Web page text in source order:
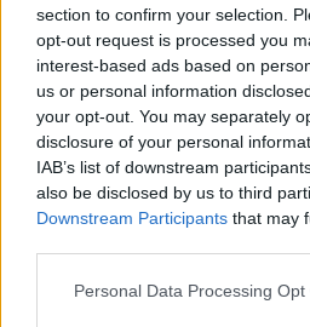
section to confirm your selection.
opt-out request is processed you
interest-based ads based on
us or personal information
your opt-out. You may separately
disclosure of your personal
IAB’s list of downstream
also be disclosed by us to third
Downstream Participants that may
Personal Data Processing Opt
Avoir du ventre est quelque